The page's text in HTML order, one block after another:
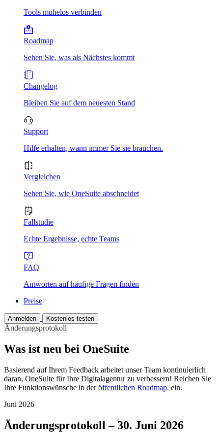
Tools mühelos verbinden
Roadmap
Sehen Sie, was als Nächstes kommt
Changelog
Bleiben Sie auf dem neuesten Stand
Support
Hilfe erhalten, wann immer Sie sie brauchen.
Vergleichen
Sehen Sie, wie OneSuite abschneidet
Fallstudie
Echte Ergebnisse, echte Teams
FAQ
Antworten auf häufige Fragen finden
Preise
Anmelden Kostenlos testen
Änderungsprotokoll
Was ist neu bei OneSuite
Basierend auf Ihrem Feedback arbeitet unser Team kontinuierlich
daran, OneSuite für Ihre Digitalagentur zu verbessern! Reichen Sie
Ihre Funktionswünsche in deröffentlichen Roadmap. ein.
Juni 2026
Änderungsprotokoll – 30. Juni 2026